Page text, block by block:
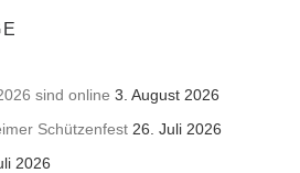
sind online 3. August 2026
Schützenfest 26. Juli 2026
2026